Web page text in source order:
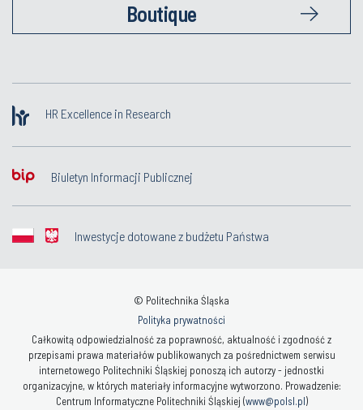
Boutique
HR Excellence in Research
Biuletyn Informacji Publicznej
Inwestycje dotowane z budżetu Państwa
© Politechnika Śląska
Polityka prywatności
Całkowitą odpowiedzialność za poprawność, aktualność i zgodność z
przepisami prawa materiałów publikowanych za pośrednictwem serwisu
internetowego Politechniki Śląskiej ponoszą ich autorzy - jednostki
organizacyjne, w których materiały informacyjne wytworzono. Prowadzenie:
Centrum Informatyczne Politechniki Śląskiej (www@polsl.pl)